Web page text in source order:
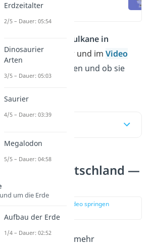
Vulkane in
gibt? Hier und imVideo
du, wo sie liegen und ob sie
in Deutschland —
erklärt
zur Stelle im Video springen
gibt es mehr
Erdzeitalter
2/5 – Dauer: 05:54
Dinosaurier
Arten
3/5 – Dauer: 05:03
Saurier
4/5 – Dauer: 03:39
Megalodon
5/5 – Dauer: 04:58
um die Erde
Aufbau der Erde
1/4 – Dauer: 02:52